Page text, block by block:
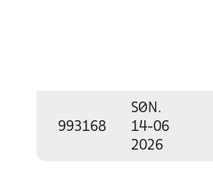
993168
SØN.
14-06
2026